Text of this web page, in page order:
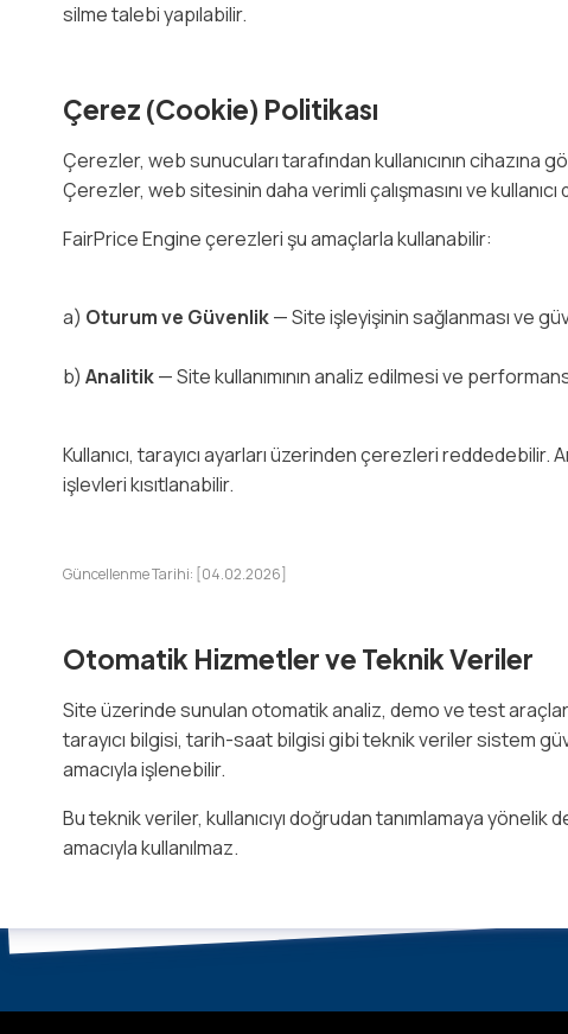
silme talebi yapılabilir.
Çerez (Cookie) Politikası
Çerezler, web sunucuları tarafından kullanıcının cihazına
Çerezler, web sitesinin daha verimli çalışmasını ve
FairPrice Engine çerezleri şu amaçlarla kullanabilir:
a) Oturum ve Güvenlik— Site işleyişinin sağlanması ve
b) Analitik— Site kullanımının analiz edilmesi ve
Kullanıcı, tarayıcı ayarları üzerinden çerezleri reddedebilir.
işlevleri kısıtlanabilir.
Güncellenme Tarihi: [04.02.2026]
Otomatik Hizmetler ve Teknik Veriler
Site üzerinde sunulan otomatik analiz, demo ve test
tarayıcı bilgisi, tarih-saat bilgisi gibi teknik veriler sistem
amacıyla işlenebilir.
Bu teknik veriler, kullanıcıyı doğrudan tanımlamaya yönelik
amacıyla kullanılmaz.